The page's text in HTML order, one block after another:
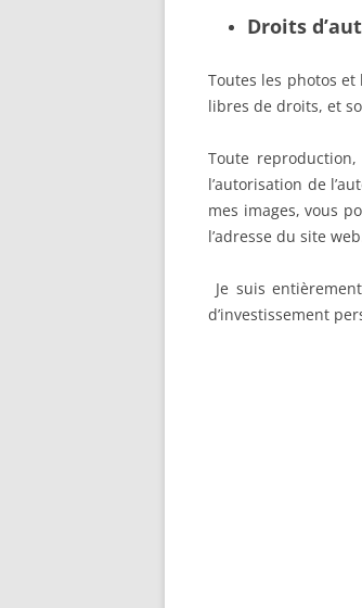
Droits
Toutes les photos
libres de droits, et
Toute
l’autorisation de
mes images, vous
l’adresse du site
Je suis
d’investissement